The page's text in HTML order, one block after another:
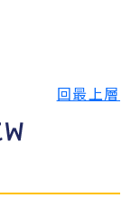
回最上層